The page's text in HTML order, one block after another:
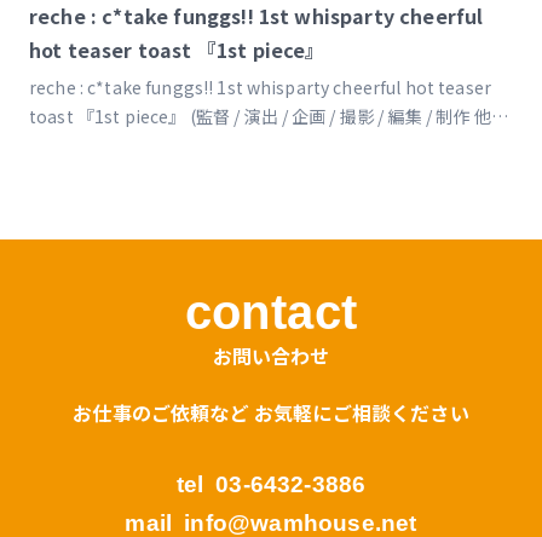
reche : c*take funggs!! 1st whisparty cheerful
hot teaser toast 『1st piece』
reche : c*take funggs!! 1st whisparty cheerful hot teaser
toast 『1st piece』 (監督 / 演出 / 企画 / 撮影 / 編集 / 制作 他)
contact
お問い合わせ
お仕事のご依頼など お気軽にご相談ください
tel
03-6432-3886
mail
info@wamhouse.net